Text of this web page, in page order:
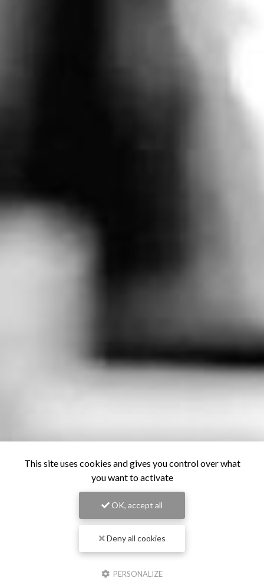
This site uses cookies and gives you control over what
you want to activate
OK, accept all
Deny all cookies
PERSONALIZE